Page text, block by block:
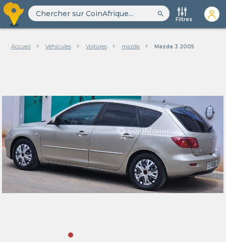
search
Filtres
Accueil Véhicules Voitures mazda Mazda 3 2005